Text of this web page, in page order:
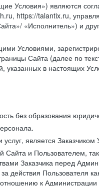
Условия») являются
https://talantix.ru,
«Исполнитель») и
Условиями,
Сайта (далее по
в настоящих
без образования
является Заказчиком
и Пользователем,
Заказчика перед
действия Пользователя
к